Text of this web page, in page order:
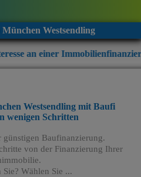
Westsendling
Immobilienfinanzierung? Prüfen
Westsendling mit Baufi
wenigen Schritten
Baufinanzierung.
von der Finanzierung Ihrer
Sie? Wählen Sie ...